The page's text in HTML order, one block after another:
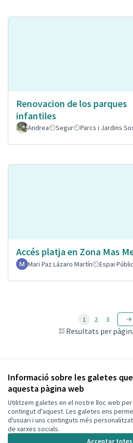
Informació sobre les galetes
aquesta pàgina web
Utilitzem galetes en el nostre lloc web
contingut d'aquest. Les galetes ens
d'usuari i uns continguts més
de xarxes socials.
Acceptar totes
Renovacion de los parques
infantiles
Andrea Segur Parcs i Jardins
Accés platja en Zona Mas
Mari Paz Lázaro Martín
Espai Públic
Resultats per
1 2 3
Veure totes les propostes retirades
Termes i condicions d'ús
Configuració de les galetes
Decidim Calafell a X
(Enllaç extern)
Decidim Calafell a Facebook
Decidim Calafell a YouTube
Decidim Calafell a GitHub
(Enllaç extern)